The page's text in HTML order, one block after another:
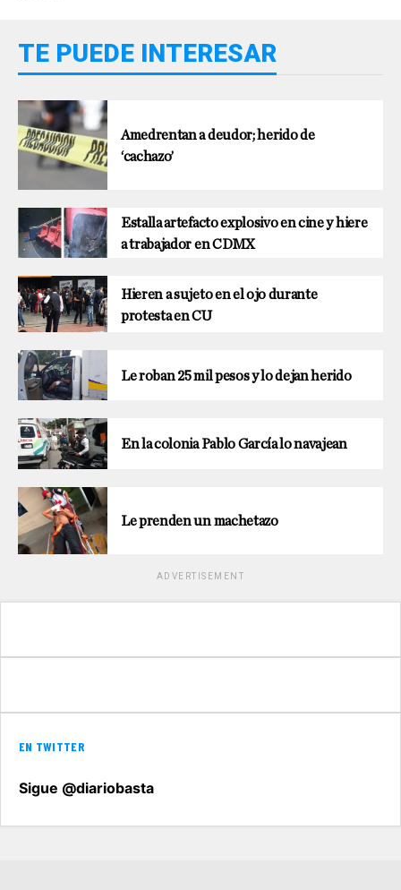
TE PUEDE INTERESAR
Amedrentan a deudor; herido de
‘cachazo’
Estalla artefacto explosivo en cine y hiere
a trabajador en CDMX
Hieren a sujeto en el ojo durante
protesta en CU
Le roban 25 mil pesos y lo dejan herido
En la colonia Pablo García lo navajean
Le prenden un machetazo
ADVERTISEMENT
EN TWITTER
Sigue @diariobasta